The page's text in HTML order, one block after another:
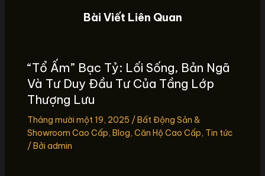
Bài Viết Liên Quan
“Tổ Ấm” Bạc Tỷ: Lối Sống, Bản Ngã
Và Tư Duy Đầu Tư Của Tầng Lớp
Thượng Lưu
Tháng mười một 19, 2025 / Bất Động Sản &
Showroom Cao Cấp, Blog, Căn Hộ Cao Cấp, Tin tức
/ Bởi admin